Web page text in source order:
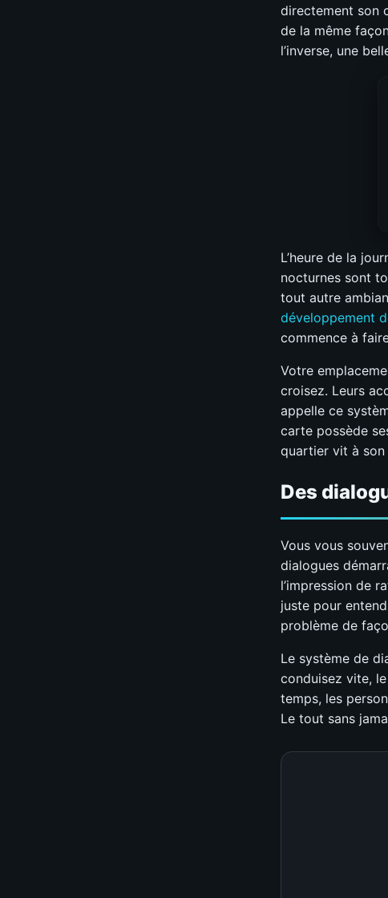
directement son
de la même
l’inverse, une
L’heure de la
nocturnes sont
tout autre
développement
commence à
Votre
croisez. Leurs
appelle ce
carte possède
quartier vit à
Des
Vous vous
dialogues
l’impression de
juste pour
problème de
Le système de
conduisez vite,
temps, les
Le tout sans